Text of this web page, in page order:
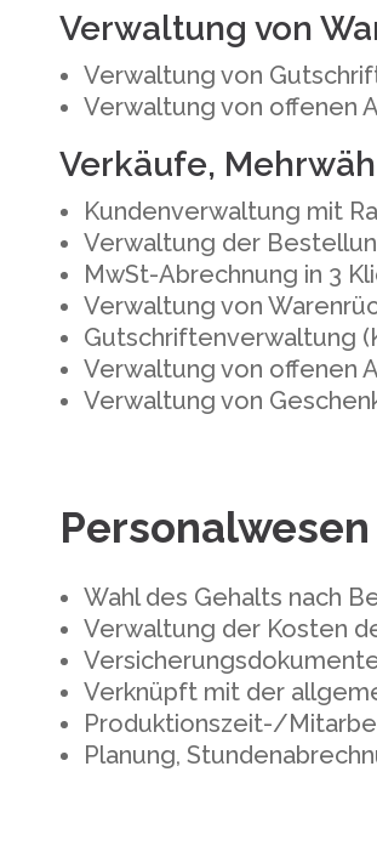
Verwaltung von
Verwaltung von
Verwaltung von offenen
Verkäufe,
Kundenverwaltung mit
Verwaltung der
MwSt-Abrechnung in 3
Verwaltung von
Gutschriftenverwaltung
Verwaltung von offenen
Verwaltung von
Personalwesen
Wahl des Gehalts nach
Verwaltung der Kosten
Verknüpft mit der
Produktionszeit-/
Planung,